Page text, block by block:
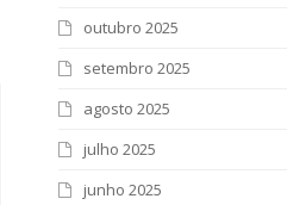
outubro 2025
setembro 2025
agosto 2025
julho 2025
junho 2025